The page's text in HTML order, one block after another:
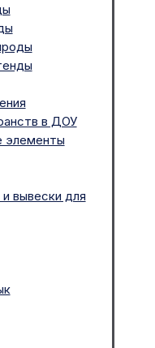
в ДОУ
элементы
вывески для